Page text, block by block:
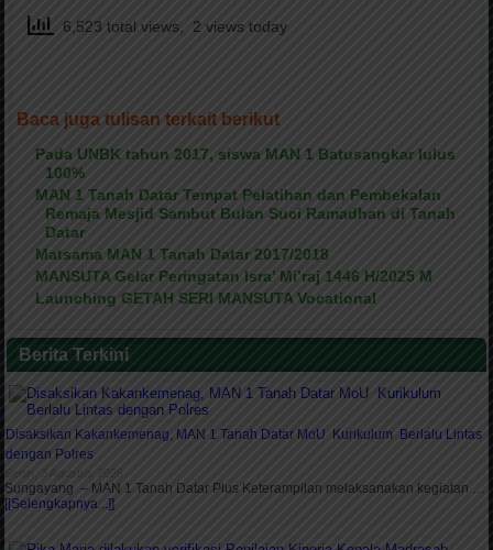
6,523 total views, 2 views today
Baca juga tulisan terkait berikut
Pada UNBK tahun 2017, siswa MAN 1 Batusangkar lulus
100%
MAN 1 Tanah Datar Tempat Pelatihan dan Pembekalan
Remaja Mesjid Sambut Bulan Suci Ramadhan di Tanah
Datar
Matsama MAN 1 Tanah Datar 2017/2018
MANSUTA Gelar Peringatan Isra’ Mi’raj 1446 H/2025 M
Launching GETAH SERI MANSUTA Vocational
Berita Terkini
Disaksikan Kakankemenag, MAN 1 Tanah Datar MoU Kurikulum Berlalu Lintas
dengan Polres
Senin, 3 Agustus 2026
Sungayang – MAN 1 Tanah Datar Plus Keterampilan melaksanakan kegiatan …
[[Selengkapnya...]]